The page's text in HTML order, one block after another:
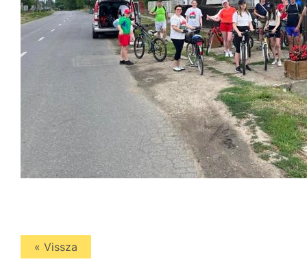
« Vissza